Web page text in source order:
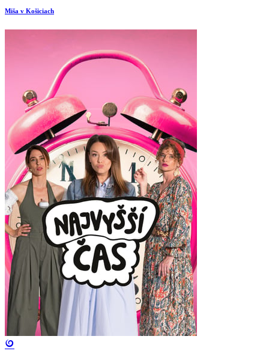
Miša v Košiciach